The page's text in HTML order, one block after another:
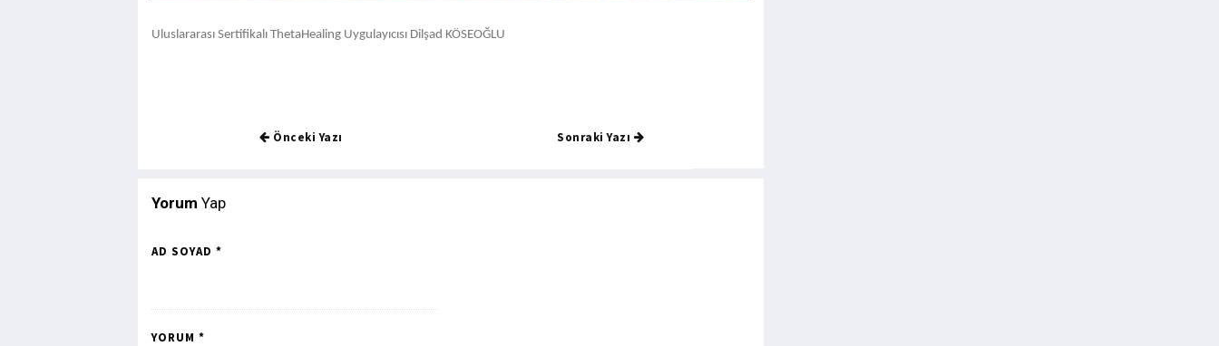
Uluslararası Sertifikalı ThetaHealing Uygulayıcısı Dilşad KÖSEOĞLU
Önceki Yazı Sonraki Yazı
Yorum Yap
AD SOYAD *
YORUM *